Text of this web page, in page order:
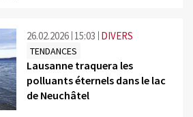
26.02.2026 15:03 DIVERS
TENDANCES
Lausanne traquera les
polluants éternels dans le lac
de Neuchâtel